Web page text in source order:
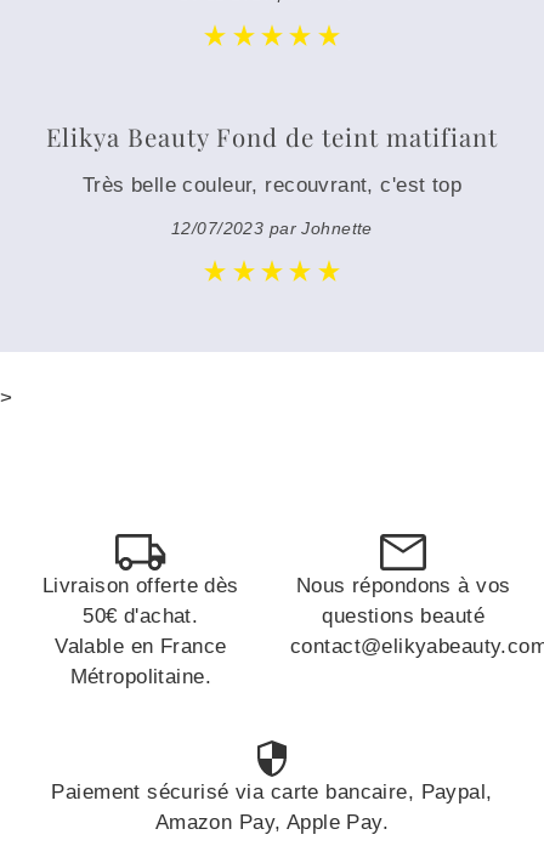
Elikya Beauty Fond de teint matifiant
Très belle couleur, recouvrant, c'est top
12/07/2023 par Johnette
>
Livraison offerte dès
50€ d'achat.
Valable en France
Métropolitaine.
Nous répondons à vos
questions beauté
Paiement sécurisé via carte bancaire, Paypal,
Amazon Pay, Apple Pay.